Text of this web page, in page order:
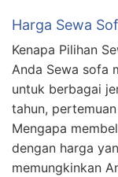
Harga Sewa
Kenapa Pilihan
Anda Sewa sofa
untuk berbagai
tahun,
Mengapa
dengan harga
memungkinkan